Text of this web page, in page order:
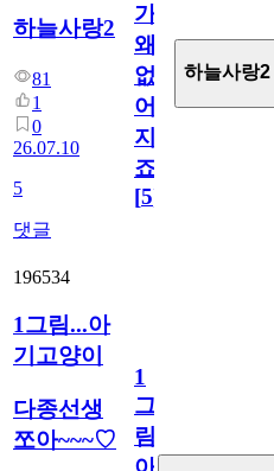
하늘사랑2
81
1
0
26.07.10
5
댓글
가
왜
없
어
지
죠.?
[5]
하늘사랑2
196534
1그림...아
기고양이
다종선생
쪼아~~~♡
1
그
림...